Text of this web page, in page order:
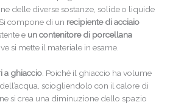
delle diverse sostanze, solide o liquide
compone di un recipiente di acciaio
e un contenitore di porcellana
si mette il materiale in esame.
a ghiaccio . Poiché il ghiaccio ha volume
sciogliendolo con il calore di
si crea una diminuzione dello spazio